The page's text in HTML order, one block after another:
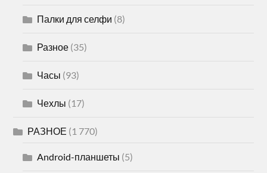
Палки для селфи (8)
Разное (35)
Часы (93)
Чехлы (17)
РАЗНОЕ (1 770)
Android-планшеты (5)